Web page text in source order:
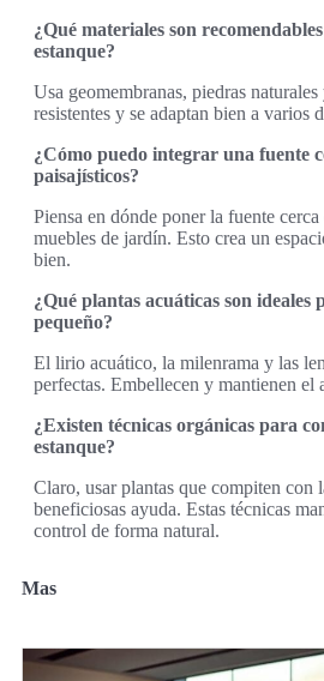
¿Qué materiales son
estanque?
Usa geomembranas, piedras
resistentes y se adaptan bien a varios
¿Cómo puedo integrar una fuente
paisajísticos?
Piensa en dónde poner la fuente
muebles de jardín. Esto crea un
bien.
¿Qué plantas acuáticas son ideales
pequeño?
El lirio acuático, la milenrama y las
perfectas. Embellecen y mantienen el
¿Existen técnicas orgánicas para
estanque?
Claro, usar plantas que compiten con
beneficiosas ayuda. Estas técnicas
control de forma natural.
Mas